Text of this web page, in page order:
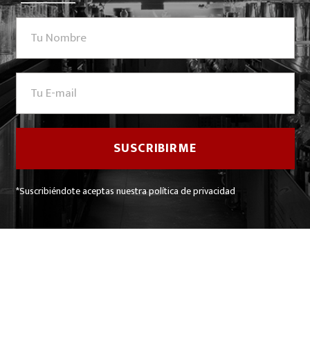
*Suscribiéndote aceptas nuestra política de privacidad